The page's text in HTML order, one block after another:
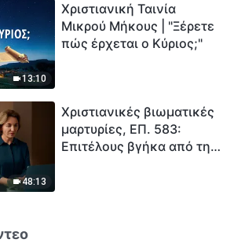
13:10
Χριστιανική Ταινία
Μικρού Μήκους | "Ξέρετε
πώς έρχεται ο Κύριος;"
48:13
Χριστιανικές βιωματικές
μαρτυρίες, ΕΠ. 583:
Επιτέλους βγήκα από τη